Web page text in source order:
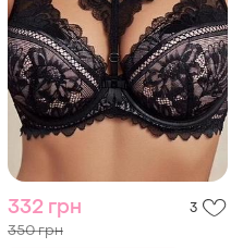
332 грн 3
350 грн